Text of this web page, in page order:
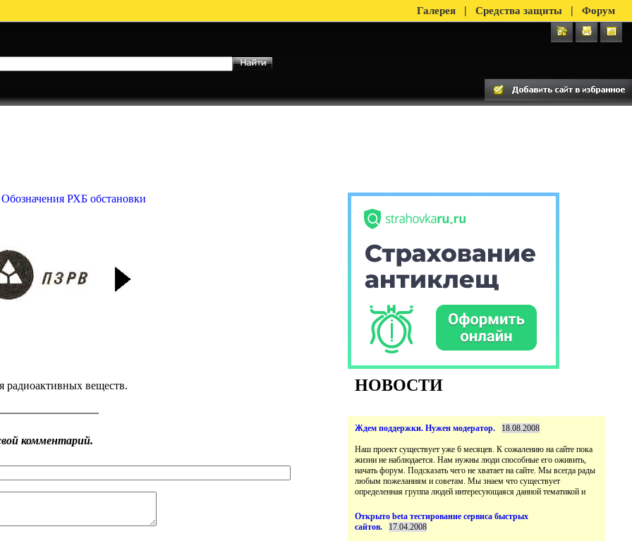
Галерея | Средства защиты | Форум
НОВОСТИ
Наш проект существует уже 6 месяцев. К сожалению на сайте пока
жизни не наблюдается. Нам нужны люди способные его оживить,
начать форум. Подсказать чего не хватает на сайте. Мы всегда рады
любым пожеланиям и советам. Мы знаем что существует
Открыто beta тестирование сервиса быстрых